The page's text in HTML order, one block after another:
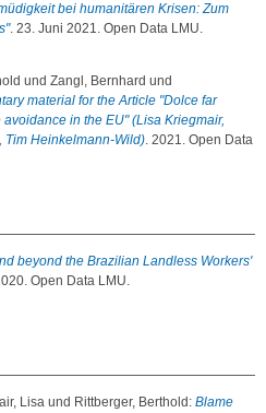
bei humanitären Krisen: Zum
. 23. Juni 2021. Open Data LMU.
und Zangl, Bernhard und
material for the Article "Dolce far
in the EU" (Lisa Kriegmair,
Tim Heinkelmann-Wild). 2021. Open Data
beyond the Brazilian Landless Workers'
Open Data LMU.
Lisa und Rittberger, Berthold : Blame